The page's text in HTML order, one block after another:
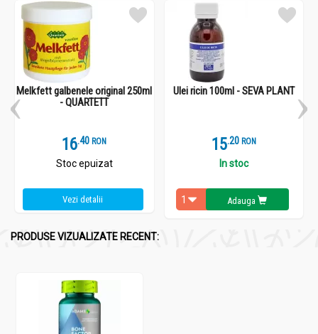
Melkfett galbenele original 250ml
- QUARTETT
16.4 RON
Stoc epuizat
Vezi detalii
Ulei ricin 100ml - SEVA PLANT
15.2 RON
In stoc
Adauga
PRODUSE VIZUALIZATE RECENT: